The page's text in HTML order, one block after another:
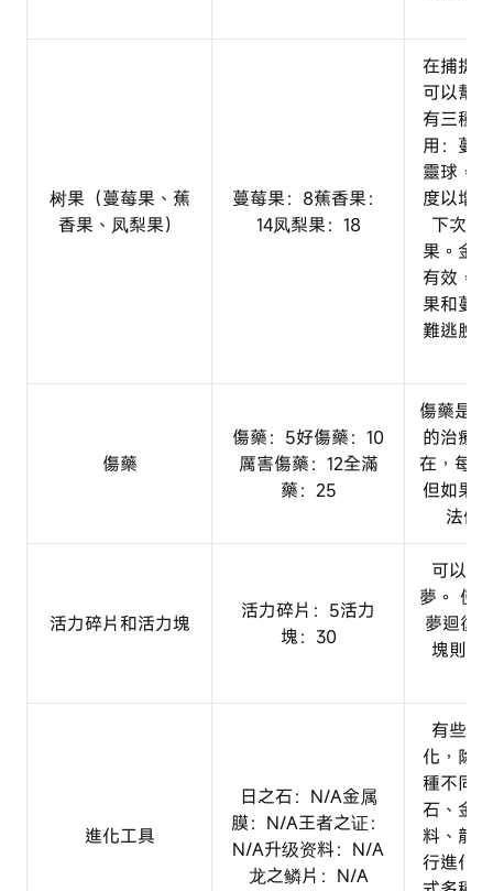
树果（蔓莓果、蕉
香果、凤梨果）
蔓莓果：8蕉香果：
14凤梨果：18
在捕捉
可以幫
有三種
用：蔓
靈球，
度以增
下次捕
果。金
有效，
果和蔓
難逃脫
傷藥
傷藥：5好傷藥：10
厲害傷藥：12全滿
藥：25
傷藥是
的治療
在，每
但如果
法使
活力碎片和活力塊
活力碎片：5活力
塊：30
可以復
夢。 使
夢迴復
塊則能
進化工具
日之石：N/A金属
膜：N/A王者之证：
N/A升级资料：N/A
龙之鳞片：N/A
有些寶
化，除
種不同
石、金
料、龍
行進化